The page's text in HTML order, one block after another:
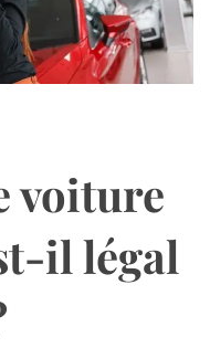
voiture
il légal